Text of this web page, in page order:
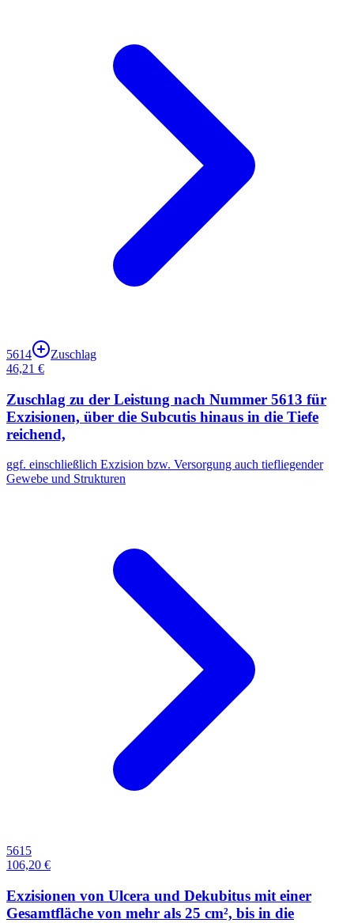
5614
Zuschlag
46,21 €
Zuschlag zu der Leistung nach Nummer 5613 für
Exzisionen, über die Subcutis hinaus in die Tiefe
reichend,
ggf. einschließlich Exzision bzw. Versorgung auch tiefliegender
Gewebe und Strukturen
5615
106,20 €
Exzisionen von Ulcera und Dekubitus mit einer
Gesamtfläche von mehr als 25 cm², bis in die